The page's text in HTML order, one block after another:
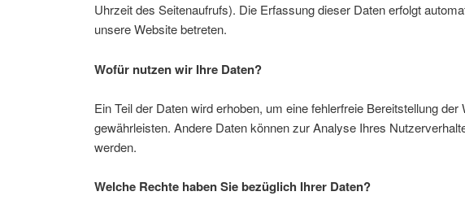
Uhrzeit des Seitenaufrufs). Die Erfassung dieser Daten erfolgt
unsere Website betreten.
Wofür nutzen wir Ihre Daten?
Ein Teil der Daten wird erhoben, um eine fehlerfreie Bereitstellung der
gewährleisten. Andere Daten können zur Analyse Ihres
werden.
Welche Rechte haben Sie bezüglich Ihrer Daten?